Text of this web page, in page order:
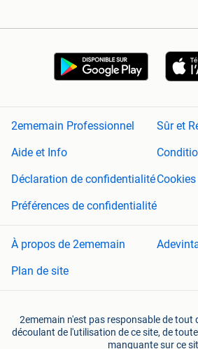
2ememain Professionnel
Sûr et
Aide et Info
Déclaration de confidentialitéCookies
Préférences de confidentialité
À propos de 2ememain
Plan de site
2ememain n'est pas responsable de
découlant de l'utilisation de ce site, de
manquante sur ce